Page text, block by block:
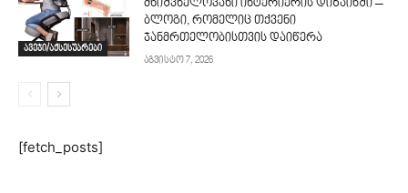
ავეჯი/აქსესუარები
მნიშვნელოვანი ინტერიერის დიზაინში –
ბლოგი, რომელიც თქვენი
ჯანმრთელობისთვის დაიწერა
აგვისტო 7, 2026
[fetch_posts]